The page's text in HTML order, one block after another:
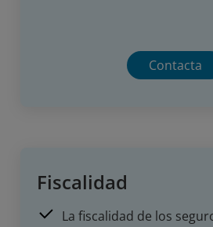
Contacta
Fiscalidad
La fiscalidad de los